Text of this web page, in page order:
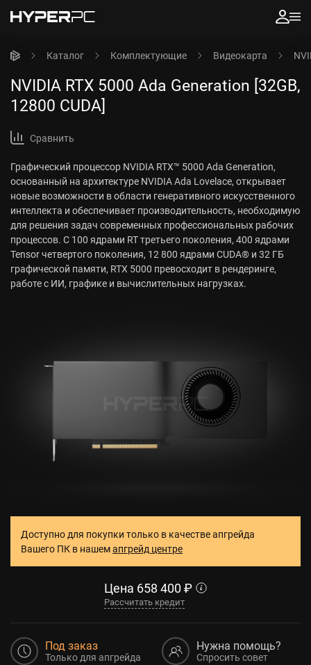
Каталог Комплектующие Видеокарта
NVIDIA RTX 5000 Ada Generation [32GB,
12800 CUDA]
Сравнить
Графический процессор NVIDIA RTX™ 5000 Ada Generation,
основанный на архитектуре NVIDIA Ada Lovelace, открывает
новые возможности в области генеративного искусственного
интеллекта и обеспечивает производительность, необходимую
для решения задач современных профессиональных рабочих
процессов. С 100 ядрами RT третьего поколения, 400 ядрами
Tensor четвертого поколения, 12 800 ядрами CUDA® и 32 ГБ
графической памяти, RTX 5000 превосходит в рендеринге,
работе с ИИ, графике и вычислительных нагрузках.
Доступно для покупки только в качестве апгрейда
Вашего ПК в нашемапгрейд центре
Цена 658 400 ₽
Рассчитать кредит
Под заказ
Только для апгрейда
Нужна помощь?
Спросить совет